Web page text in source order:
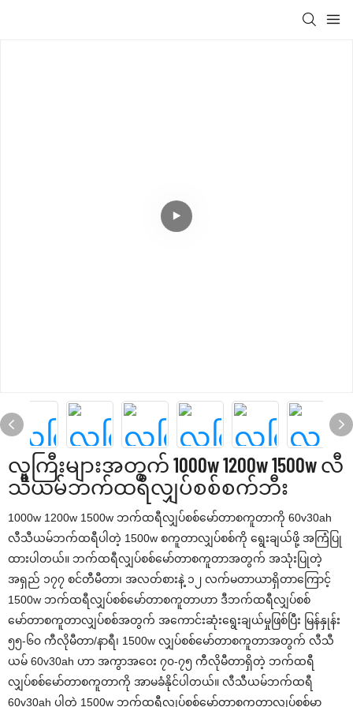
လူကြီးများအတွက် 1000w 1200w 1500w လီ
သီယမ်ဘက်ထရီလျှပ်စစ်စက်ဘီး
1000w 1200w 1500w ဘက်ထရီလျှပ်စစ်မော်တာစကူတာကို 60v30ah
လီသီယမ်ဘက်ထရီပါတဲ့ 1500w စကူတာလျှပ်စစ်ကို ရွေးချယ်ဖို့ အကြံပြု
ထားပါတယ်။ ဘက်ထရီလျှပ်စစ်မော်တာစကူတာအတွက် အသုံးပြုတဲ့
အရှည် ၁၇၇ စင်တီမီတာ၊ အလတ်စားနဲ့ ၁၂ လက်မတာယာရှိတာကြောင့်
1500w ဘက်ထရီလျှပ်စစ်မော်တာစကူတာဟာ ဒီဘက်ထရီလျှပ်စစ်
မော်တာစကူတာလျှပ်စစ်အတွက် အကောင်းဆုံးရွေးချယ်မှုဖြစ်ပြီး မြန်နှုန်း
၅၅-၆၀ ကီလိုမီတာ/နာရီ၊ 1500w လျှပ်စစ်မော်တာစကူတာအတွက် လီသီ
ယမ် 60v30ah ဟာ အကွာအဝေး ၇၀-၇၅ ကီလိုမီတာရှိတဲ့ ဘက်ထရီ
လျှပ်စစ်မော်တာစကူတာကို အာမခံနိုင်ပါတယ်။ လီသီယမ်ဘက်ထရီ
60v30ah ပါတဲ့ 1500w ဘက်ထရီလျှပ်စစ်မော်တာစကူတာလျှပ်စစ်မှာ